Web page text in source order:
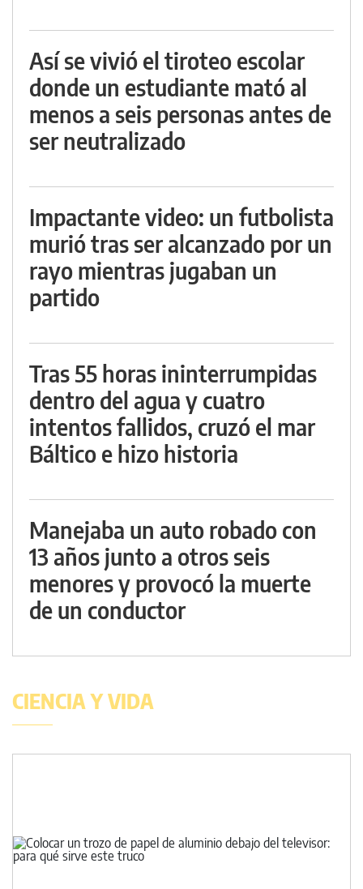
Así se vivió el tiroteo escolar
donde un estudiante mató al
menos a seis personas antes de
ser neutralizado
Impactante video: un futbolista
murió tras ser alcanzado por un
rayo mientras jugaban un
partido
Tras 55 horas ininterrumpidas
dentro del agua y cuatro
intentos fallidos, cruzó el mar
Báltico e hizo historia
Manejaba un auto robado con
13 años junto a otros seis
menores y provocó la muerte
de un conductor
CIENCIA Y VIDA